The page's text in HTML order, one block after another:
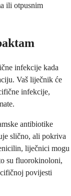
ili otpusnim
infekcije kada
Vaš liječnik će
infekcije,
antibiotike
slično, ali pokriva
liječnici mogu
su fluorokinoloni,
povijesti